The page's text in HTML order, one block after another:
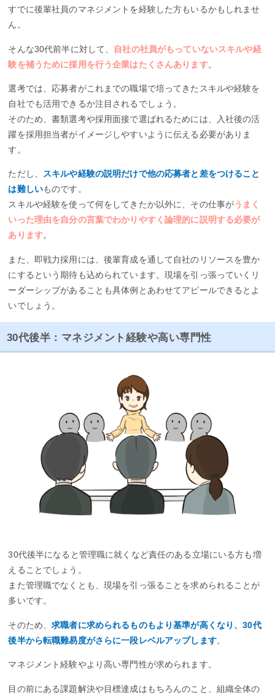
すでに後輩社員のマネジメントを経験した方もいるかもしれませ
ん。
そんな30代前半に対して、
自社の社員がもっていないスキルや経
験を補うために採用を行う企業はたくさんあります。
選考では、応募者がこれまでの職場で培ってきたスキルや経験を
自社でも活用できるか注目されるでしょう。
そのため、書類選考や採用面接で選ばれるためには、入社後の活
躍を採用担当者がイメージしやすいように伝える必要がありま
す。
ただし、 スキルや経験の説明だけで他の応募者と差をつけること
は難しいものです。
スキルや経験を使って何をしてきたか以外に、その仕事がうまく
いった理由を自分の言葉でわかりやすく論理的に説明する必要が
あります。
また、即戦力採用には、後輩育成を通して自社のリソースを豊か
にするという期待も込められています。現場を引っ張っていくリ
ーダーシップがあることも具体例とあわせてアピールできるとよ
いでしょう。
30代後半：マネジメント経験や高い専門性
30代後半になると管理職に就くなど責任のある立場にいる方も増
えることでしょう。
また管理職でなくとも、現場を引っ張ることを求められることが
多いです。
そのため、求職者に求められるものもより基準が高くなり、30代
後半から転職難易度がさらに一段レベルアップします。
マネジメント経験やより高い専門性が求められます。
目の前にある課題解決や目標達成はもちろんのこと、組織全体の